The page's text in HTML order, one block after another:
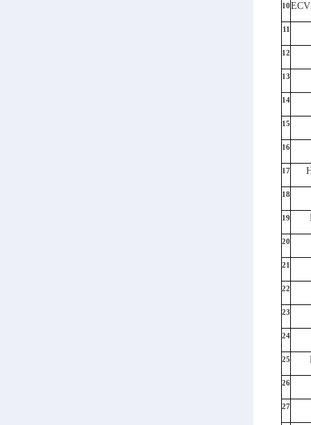
10
11
12
13
14
15
16
17
18
19
20
21
22
23
24
25
26
27